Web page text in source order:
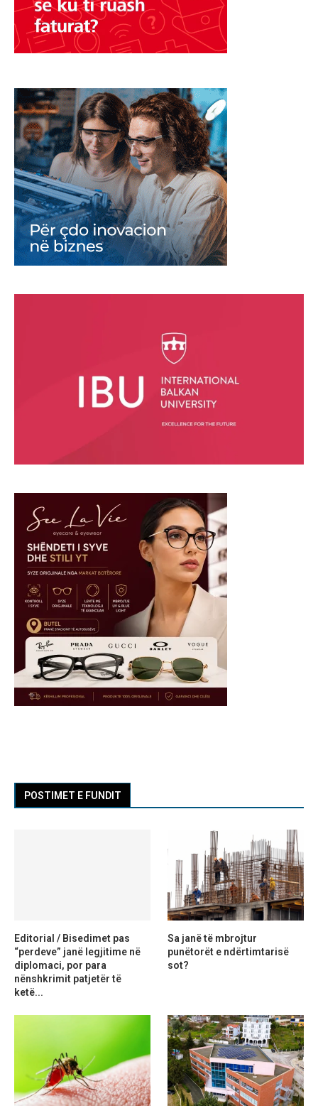
POSTIMET E FUNDIT
Editorial / Bisedimet pas
“perdeve” janë legjitime në
diplomaci, por para
nënshkrimit patjetër të
ketë...
Sa janë të mbrojtur
punëtorët e ndërtimtarisë
sot?